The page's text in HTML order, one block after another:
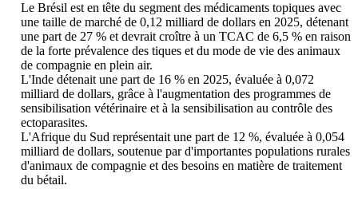
Le Brésil est en tête du segment des médicaments topiques avec
une taille de marché de 0,12 milliard de dollars en 2025, détenant
une part de 27 % et devrait croître à un TCAC de 6,5 % en raison
de la forte prévalence des tiques et du mode de vie des animaux
de compagnie en plein air.
L'Inde détenait une part de 16 % en 2025, évaluée à 0,072
milliard de dollars, grâce à l'augmentation des programmes de
sensibilisation vétérinaire et à la sensibilisation au contrôle des
ectoparasites.
L'Afrique du Sud représentait une part de 12 %, évaluée à 0,054
milliard de dollars, soutenue par d'importantes populations rurales
d'animaux de compagnie et des besoins en matière de traitement
du bétail.